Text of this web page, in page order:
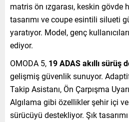
matris ön ızgarası, keskin gövde
tasarımı ve coupe esintili silueti
yaratıyor. Model, genç
ediyor.
OMODA 5, 19 ADAS akıllı sürüş
gelişmiş güvenlik sunuyor.
Takip Asistanı, Ön Çarpışma
Algılama gibi özellikler şehir içi
sürücüyü destekliyor. Şık